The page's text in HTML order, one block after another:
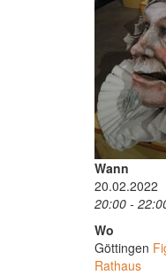
Wann
20.02.2022
20:00 -
Wo
Göttingen
Rathaus